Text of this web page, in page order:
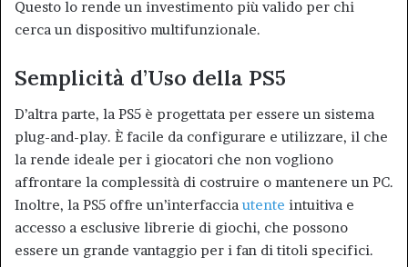
Questo lo rende un investimento più valido per chi
cerca un dispositivo multifunzionale.
Semplicità d’Uso della PS5
D’altra parte, la PS5 è progettata per essere un sistema
plug-and-play. È facile da configurare e utilizzare, il che
la rende ideale per i giocatori che non vogliono
affrontare la complessità di costruire o mantenere un PC.
Inoltre, la PS5 offre un’interfaccia utente intuitiva e
accesso a esclusive librerie di giochi, che possono
essere un grande vantaggio per i fan di titoli specifici.